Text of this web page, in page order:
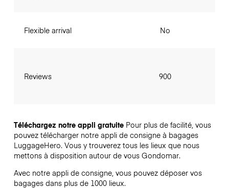
Flexible arrival
Reviews
No
900
Téléchargez notre appli gratuite Pour plus de facilité, vous
pouvez télécharger notre appli de consigne à bagages
LuggageHero. Vous y trouverez tous les lieux que nous
mettons à disposition autour de vous Gondomar.
Avec notre appli de consigne, vous pouvez déposer vos
bagages dans plus de 1000 lieux.